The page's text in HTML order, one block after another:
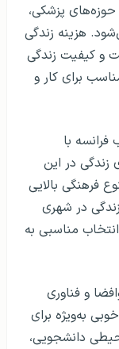
پزشکی،
هزینه زندگی
و کیفیت زندگی
برای کار و
با
زندگی در این
فرهنگی بالایی
زندگی در شهری
مناسبی به
و فناوری
به‌ویژه برای
دانشجویی،